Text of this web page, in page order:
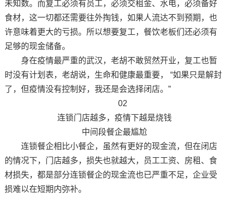
未知数。而复工必须有员工，必须交租金、水电，必须备好
食材，这一切都还需要往外掏钱，如果人流达不到预期，也
许意味着更大的亏损。所以想要复工，餐饮老板们还必须有
足够的现金储备。
身在疫情最严重的武汉，老胡不敢贸然开业，复工也暂
时没有计划表，老胡说，生命和健康最重要， “如果只是解封
了，但疫情没有控制好，我还是会选择闭店。”
02
连锁门店越多，疫情下越是烧钱
中间段餐企最尴尬
连锁餐企相比小餐企，虽然有更好的现金流，但在闭店
的情况下，门店越多，损失也就越大，员工工资、房租、食
材损失，都是部分连锁餐企的现金流也已严重不足，企业受
损难以在短期内弥补。